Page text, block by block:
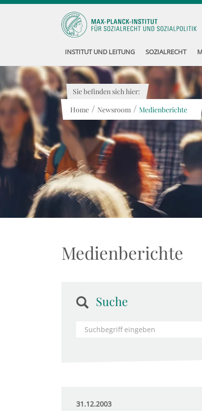
INSTITUT UND LEITUNG SOZIALRECHT
Sie befinden sich hier:
Home / Newsroom / Medienberichte
Medienberichte
Suche
31.12.2003